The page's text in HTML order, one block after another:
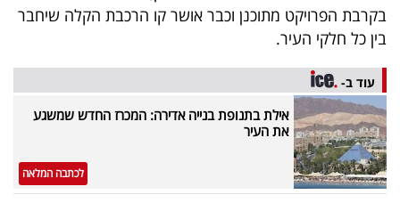
בקרבת הפרויקט מתוכנן וכבר אושר קו הרכבת הקלה שיחבר
בין כל חלקי העיר.
עוד ב-
אילת בתנופת בנייה אדירה: המכרז החדש שמשגע
את העיר
לכתבה המלאה